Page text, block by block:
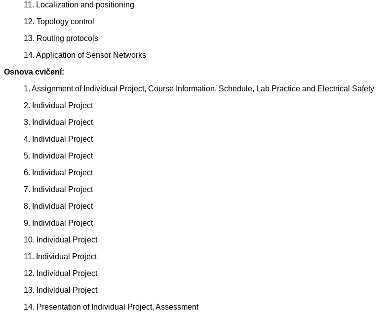
11. Localization and positioning
12. Topology control
13. Routing protocols
14. Application of Sensor Networks
Osnova cvičení:
1. Assignment of Individual Project, Course Information, Schedule, Lab Practice and Electrical Safety
2. Individual Project
3. Individual Project
4. Individual Project
5. Individual Project
6. Individual Project
7. Individual Project
8. Individual Project
9. Individual Project
10. Individual Project
11. Individual Project
12. Individual Project
13. Individual Project
14. Presentation of Individual Project, Assessment